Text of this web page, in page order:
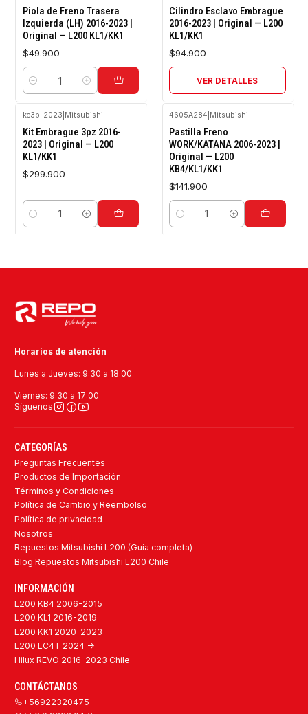
Piola de Freno Trasera
Izquierda (LH) 2016-2023 |
Original — L200 KL1/KK1
$49.900
Cantidad
Cilindro Esclavo Embrague
2016-2023 | Original — L200
KL1/KK1
$94.900
VER DETALLES
ke3p-2023 Mitsubishi
Kit Embrague 3pz 2016-
2023 | Original — L200
KL1/KK1
$299.900
Cantidad
4605A284 Mitsubishi
Pastilla Freno
WORK/KATANA 2006-2023 |
Original — L200
KB4/KL1/KK1
$141.900
Cantidad
Horarios de atención
Lunes a Jueves: 9:30 a 18:00
Viernes: 9:30 a 17:00
Síguenos
CATEGORÍAS
Preguntas Frecuentes
Productos de Importación
Términos y Condiciones
Política de Cambio y Reembolso
Política de privacidad
Nosotros
Repuestos Mitsubishi L200 (Guía completa)
Blog Repuestos Mitsubishi L200 Chile
INFORMACIÓN
L200 KB4 2006-2015
L200 KL1 2016-2019
L200 KK1 2020-2023
L200 LC4T 2024 ->
Hilux REVO 2016-2023 Chile
CONTÁCTANOS
+56922320475